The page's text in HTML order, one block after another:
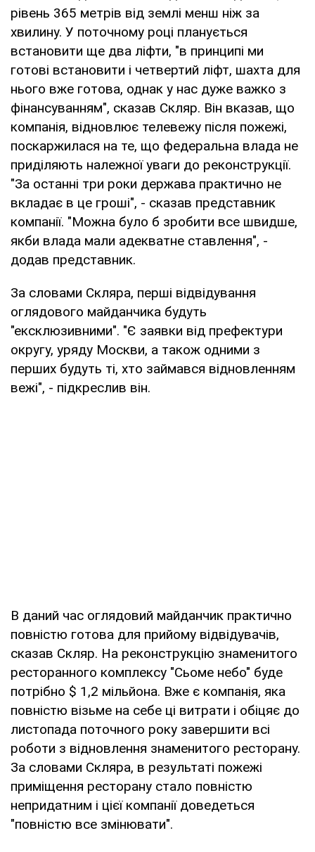
рівень 365 метрів від землі менш ніж за
хвилину. У поточному році планується
встановити ще два ліфти, "в принципі ми
готові встановити і четвертий ліфт, шахта для
нього вже готова, однак у нас дуже важко з
фінансуванням", сказав Скляр. Він вказав, що
компанія, відновлює телевежу після пожежі,
поскаржилася на те, що федеральна влада не
приділяють належної уваги до реконструкції.
"За останні три роки держава практично не
вкладає в це гроші", - сказав представник
компанії. "Можна було б зробити все швидше,
якби влада мали адекватне ставлення", -
додав представник.
За словами Скляра, перші відвідування
оглядового майданчика будуть
"ексклюзивними". "Є заявки від префектури
округу, уряду Москви, а також одними з
перших будуть ті, хто займався відновленням
вежі", - підкреслив він.
В даний час оглядовий майданчик практично
повністю готова для прийому відвідувачів,
сказав Скляр. На реконструкцію знаменитого
ресторанного комплексу "Сьоме небо" буде
потрібно $ 1,2 мільйона. Вже є компанія, яка
повністю візьме на себе ці витрати і обіцяє до
листопада поточного року завершити всі
роботи з відновлення знаменитого ресторану.
За словами Скляра, в результаті пожежі
приміщення ресторану стало повністю
непридатним і цієї компанії доведеться
"повністю все змінювати".